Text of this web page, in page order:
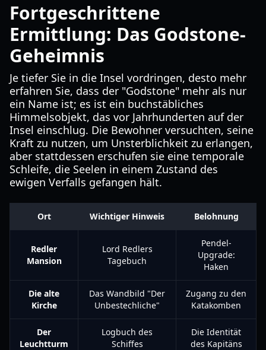
Fortgeschrittene
Ermittlung: Das Godstone-
Geheimnis
Je tiefer Sie in die Insel vordringen, desto mehr
erfahren Sie, dass der "Godstone" mehr als nur
ein Name ist; es ist ein buchstäbliches
Himmelsobjekt, das vor Jahrhunderten auf der
Insel einschlug. Die Bewohner versuchten, seine
Kraft zu nutzen, um Unsterblichkeit zu erlangen,
aber stattdessen erschufen sie eine temporale
Schleife, die Seelen in einem Zustand des
ewigen Verfalls gefangen hält.
Ort Wichtiger Hinweis Belohnung
Redler
Mansion
Lord Redlers
Tagebuch
Pendel-
Upgrade:
Haken
Die alte
Kirche
Das Wandbild "Der
Unbestechliche"
Zugang zu den
Katakomben
Der
Leuchtturm
Logbuch des
Schiffes
Die Identität
des Kapitäns